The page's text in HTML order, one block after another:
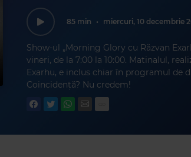
85 min • miercuri, 10 decembrie
Show-ul „Morning Glory cu Răzvan
vineri, de la 7:00 la 10:00. Matinalul,
Exarhu, e inclus chiar în programul de
Coincidență? Nu credem!